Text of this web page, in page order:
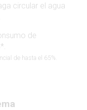
circular el agua
de
de hasta el 65%.